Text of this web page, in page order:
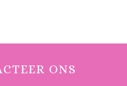
ONS